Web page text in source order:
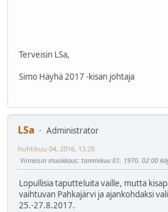
Terveisin LSa,
Simo Häyhä 2017 -kisan johtaja
LSa
Administrator
huhtikuu 04, 2016, 13:28
Viimeisin muokkaus: tammikuu 01, 1970, 02:00
Lopullisia taputteluita vaille, mutta
vaihtuvan Pahkajärvi ja ajankohdaksi
25.-27.8.2017.